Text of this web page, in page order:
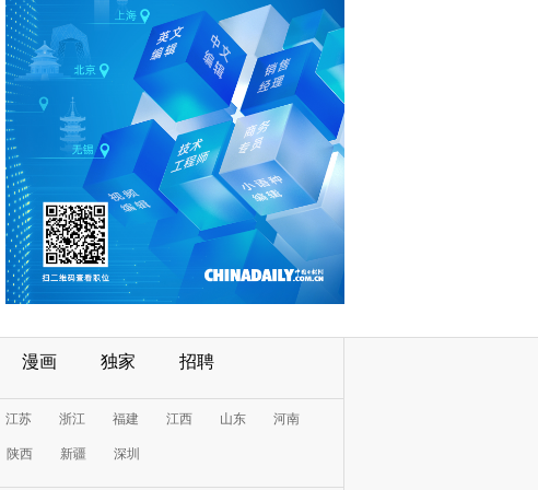
漫画 独家 招聘
江苏 浙江 福建 江西 山东 河南
陕西 新疆 深圳